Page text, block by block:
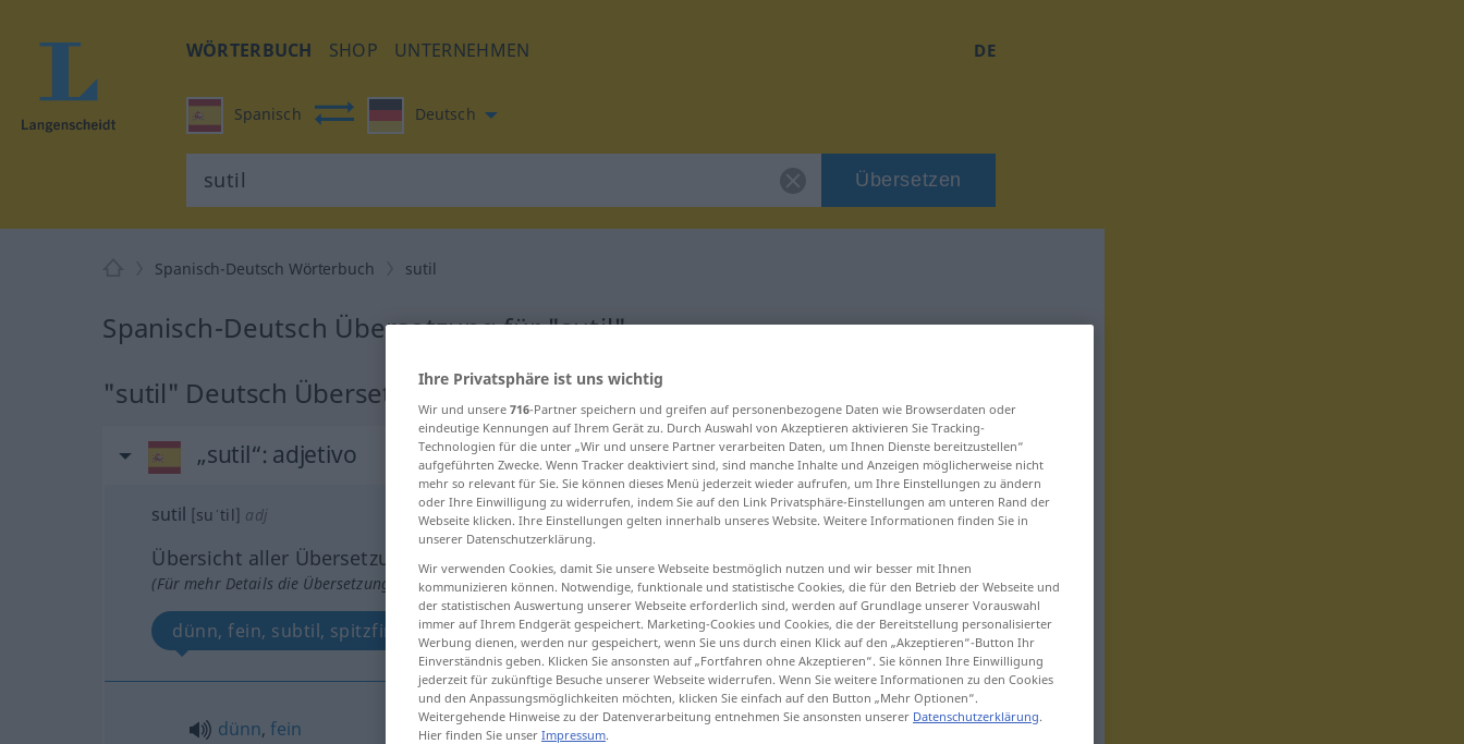
WÖRTERBUCH SHOP UNTERNEHMEN DE
Spanisch Deutsch
Übersetzen
Spanisch-Deutsch Wörterbuch sutil
Spanisch-Deutsch Übersetzung für "sutil"
"sutil" Deutsch Übersetzung
„sutil“: adjetivo
sutil [suˈtil] adj
Übersicht aller Übersetzungen
(Für mehr Details die Übersetzung anklicken/antippen)
dünn, fein, subtil, spitzfindig, scharfsinnig
dünn,fein sutil
Ihre Privatsphäre ist uns wichtig
Wir und unsere 716-Partner speichern und greifen auf personenbezogene Daten wie Browserdaten oder
eindeutige Kennungen auf Ihrem Gerät zu. Durch Auswahl von Akzeptieren aktivieren Sie Tracking-
Technologien für die unter „Wir und unsere Partner verarbeiten Daten, um Ihnen Dienste bereitzustellen“
aufgeführten Zwecke. Wenn Tracker deaktiviert sind, sind manche Inhalte und Anzeigen möglicherweise nicht
mehr so relevant für Sie. Sie können dieses Menü jederzeit wieder aufrufen, um Ihre Einstellungen zu ändern
oder Ihre Einwilligung zu widerrufen, indem Sie auf den Link Privatsphäre-Einstellungen am unteren Rand der
Webseite klicken. Ihre Einstellungen gelten innerhalb unseres Website. Weitere Informationen finden Sie in
unserer Datenschutzerklärung.
Wir verwenden Cookies, damit Sie unsere Webseite bestmöglich nutzen und wir besser mit Ihnen
kommunizieren können. Notwendige, funktionale und statistische Cookies, die für den Betrieb der Webseite und
der statistischen Auswertung unserer Webseite erforderlich sind, werden auf Grundlage unserer Vorauswahl
immer auf Ihrem Endgerät gespeichert. Marketing-Cookies und Cookies, die der Bereitstellung personalisierter
Werbung dienen, werden nur gespeichert, wenn Sie uns durch einen Klick auf den „Akzeptieren“-Button Ihr
Einverständnis geben. Klicken Sie ansonsten auf „Fortfahren ohne Akzeptieren“. Sie können Ihre Einwilligung
jederzeit für zukünftige Besuche unserer Webseite widerrufen. Wenn Sie weitere Informationen zu den Cookies
und den Anpassungsmöglichkeiten möchten, klicken Sie einfach auf den Button „Mehr Optionen“.
Weitergehende Hinweise zu der Datenverarbeitung entnehmen Sie ansonsten unserer Datenschutzerklärung.
Hier finden Sie unser Impressum.